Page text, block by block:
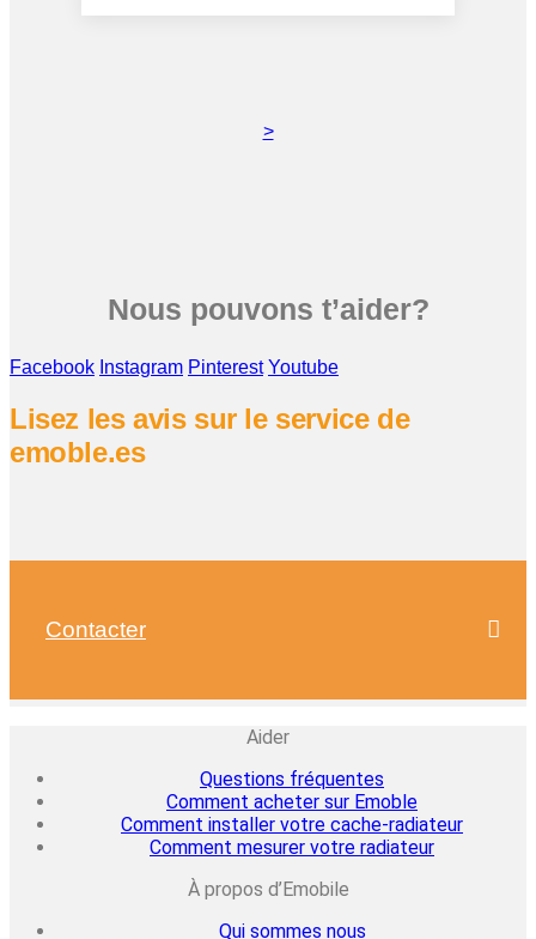
>
Nous pouvons t’aider?
Facebook Instagram Pinterest Youtube
Lisez les avis sur le service de
emoble.es
Contacter
Aider
Questions fréquentes
Comment acheter sur Emoble
Comment installer votre cache-radiateur
Comment mesurer votre radiateur
À propos d’Emobile
Qui sommes nous